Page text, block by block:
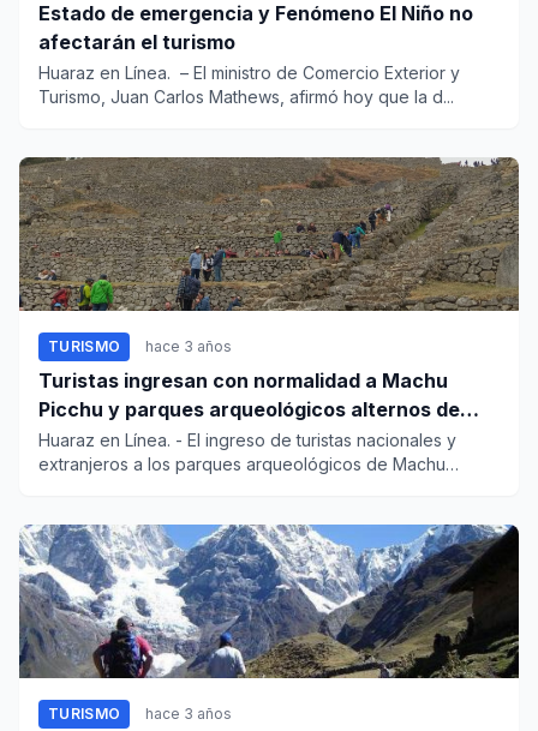
Estado de emergencia y Fenómeno El Niño no
afectarán el turismo
Huaraz en Línea. – El ministro de Comercio Exterior y
Turismo, Juan Carlos Mathews, afirmó hoy que la d...
TURISMO hace 3 años
Turistas ingresan con normalidad a Machu
Picchu y parques arqueológicos alternos de
Cusco
Huaraz en Línea. - El ingreso de turistas nacionales y
extranjeros a los parques arqueológicos de Machu
TURISMO hace 3 años